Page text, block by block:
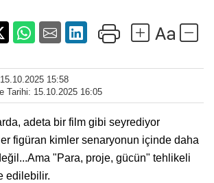
15:58
Tarihi: 15.10.2025 16:05
adeta bir film gibi seyrediyor
figüran kimler senaryonun içinde daha
"Para, proje, gücün" tehlikeli
edilebilir.